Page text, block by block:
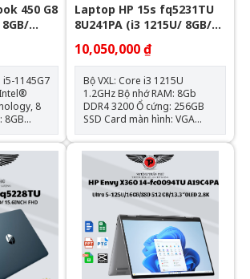
450 G8
1145G7
8
1x
Jack
3-cell,
Laptop HP 15s fq5231TU
8U241PA (i3 1215U/ 8GB/
256GB SSD/15.6 inch
FHD/Win11/ Silver)
10,050,000 ₫
Bộ VXL: Core i3 1215U
1.2GHz Bộ nhớ RAM: 8Gb
DDR4 3200 Ổ cứng: 256GB
SSD Card màn hình: VGA
onboard - Intel UHD
Graphics Kích thước màn
hình: 15.6inch Full HD Hệ điều
hành: Windows 11 Home